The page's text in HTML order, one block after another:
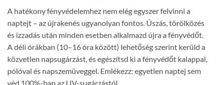
A hatékony fényvédelemhez nem elég egyszer felvinni a
naptejt – az újrakenés ugyanolyan fontos. Úszás, törölközés
és izzadás után minden esetben alkalmazd újra a fényvédőt.
A déli órákban (10–16 óra között) lehetőség szerint kerüld a
közvetlen napsugárzást, és egészítsd ki a fényvédőt kalappal,
pólóval és napszemüveggel. Emlékezz: egyetlen naptej sem
véd 100%-ban az UV-sugárzástól.